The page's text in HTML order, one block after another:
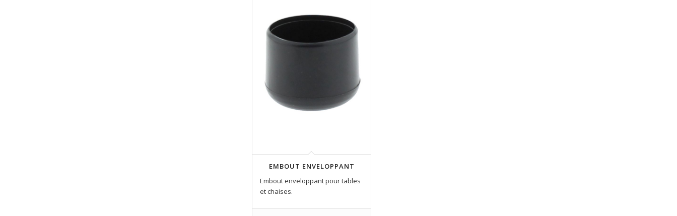
EMBOUT ENVELOPPANT
Embout enveloppant pour tables
et chaises.